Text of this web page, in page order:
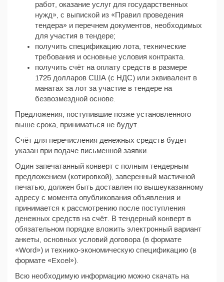
работ, оказание услуг для государственных
нужд», с выпиской из «Правил проведения
тендера» и перечнем документов, необходимых
для участия в тендере;
получить спецификацию лота, технические
требования и основные условия контракта.
получить счёт на оплату средств в размере
1725 долларов США (с НДС) или эквивалент в
манатах за лот за участие в тендере на
безвозмездной основе.
Предложения, поступившие позже установленного
выше срока, приниматься не будут.
Счёт для перечисления денежных средств будет
указан при подаче письменной заявки.
Один запечатанный конверт с полным тендерным
предложением (котировкой), заверенный мастичной
печатью, должен быть доставлен по вышеуказанному
адресу с момента опубликования объявления и
принимается к рассмотрению после поступления
денежных средств на счёт. В тендерный конверт в
обязательном порядке вложить электронный вариант
анкеты, основных условий договора (в формате
«Word») и технико-экономическую спецификацию (в
формате «Excel»).
Всю необходимую информацию можно скачать на